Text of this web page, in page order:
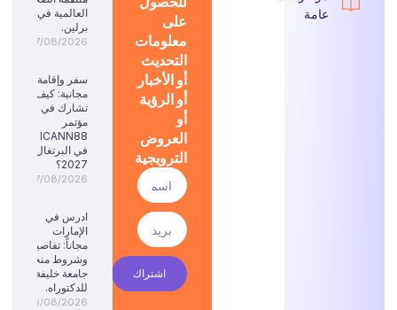
عامة
على
معلومات
التحديث
أو الأخبار
أو الرؤية
أو
العروض
الترويجية
اشتراك
العالمية في
برلين.
07/08/2026
سفر وإقامة
مجانية: كيف
تشارك في
مؤتمر
ICANN88
في البرتغال
2027؟
07/08/2026
ادرس في
الإمارات
مجاناً: تفاصيل
وشروط منحة
جامعة خليفة
للدكتوراه.
06/08/2026